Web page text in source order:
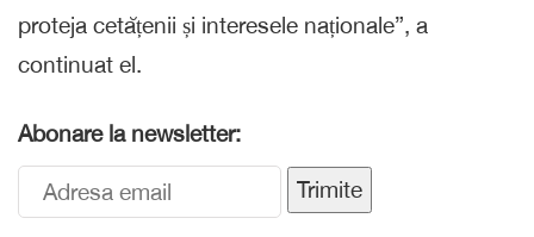
proteja cetățenii și interesele naționale”, a
continuat el.
Abonare la newsletter:
Trimite